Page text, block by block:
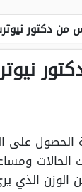
من دكتور
على
الذي